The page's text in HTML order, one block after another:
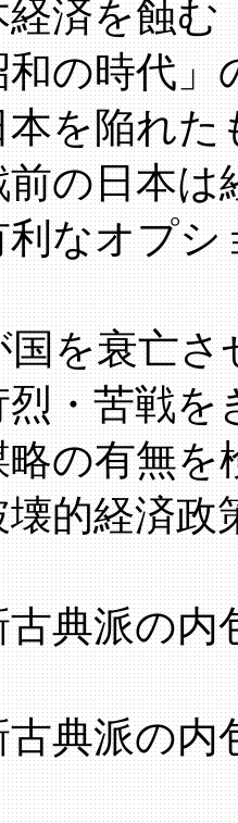
を蝕む
の時代」
を陥れた
日本は
オプシ
を衰亡さ
苦戦を
有無を
経済政
派の内
派の内